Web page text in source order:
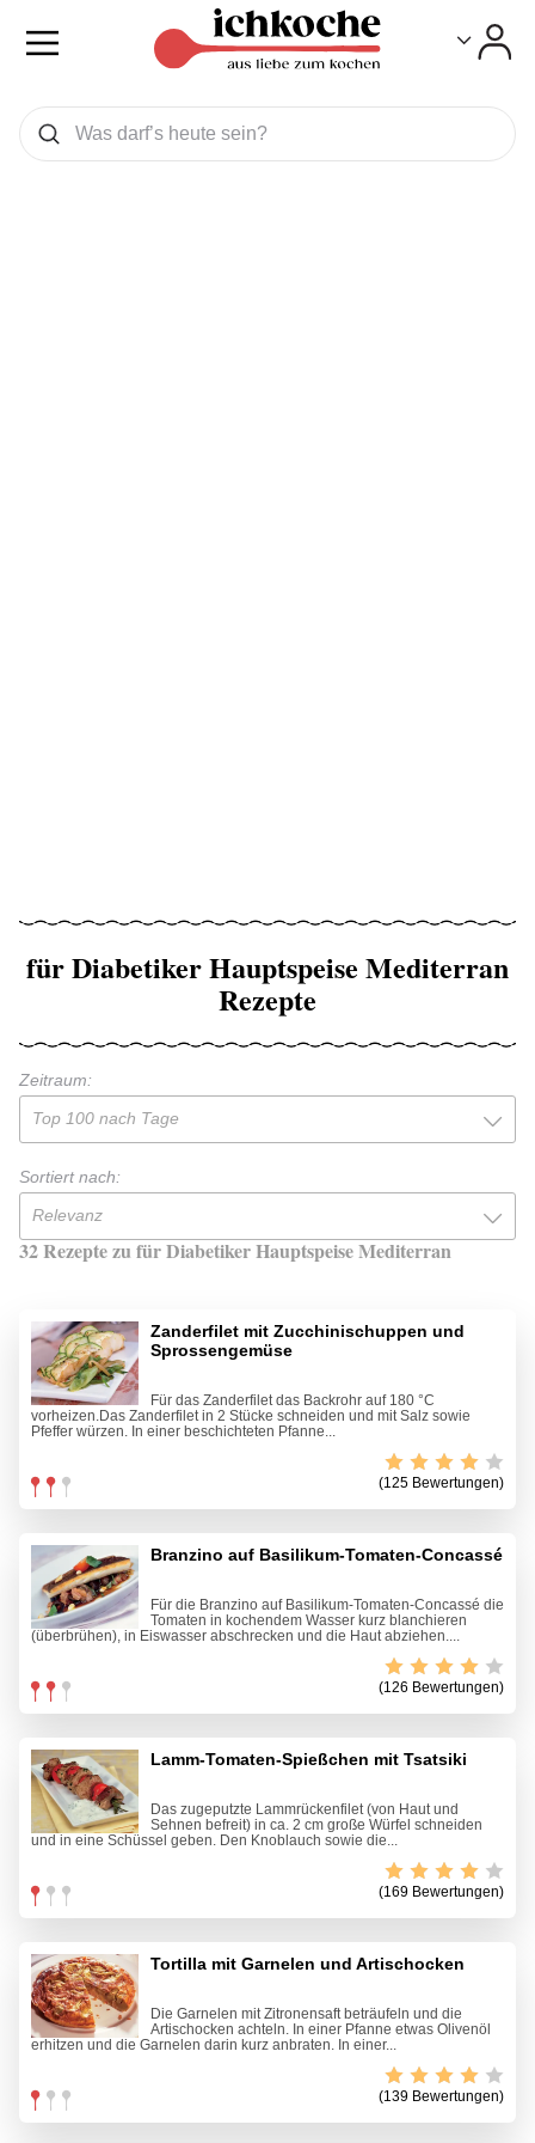
Was wollen Sie suchen
Suchen
für Diabetiker Hauptspeise Mediterran
Rezepte
Zeitraum:
Top 100 nach Tage
Sortiert nach:
Relevanz
32 Rezepte zu für Diabetiker Hauptspeise Mediterran
Zanderfilet mit Zucchinischuppen und
Sprossengemüse
Für das Zanderfilet das Backrohr auf 180 °C
vorheizen.Das Zanderfilet in 2 Stücke schneiden und mit Salz sowie
Pfeffer würzen. In einer beschichteten Pfanne...
(125 Bewertungen)
Branzino auf Basilikum-Tomaten-Concassé
Für die Branzino auf Basilikum-Tomaten-Concassé die
Tomaten in kochendem Wasser kurz blanchieren
(überbrühen), in Eiswasser abschrecken und die Haut abziehen....
(126 Bewertungen)
Lamm-Tomaten-Spießchen mit Tsatsiki
Das zugeputzte Lammrückenfilet (von Haut und
Sehnen befreit) in ca. 2 cm große Würfel schneiden
und in eine Schüssel geben. Den Knoblauch sowie die...
(169 Bewertungen)
Tortilla mit Garnelen und Artischocken
Die Garnelen mit Zitronensaft beträufeln und die
Artischocken achteln. In einer Pfanne etwas Olivenöl
erhitzen und die Garnelen darin kurz anbraten. In einer...
(139 Bewertungen)